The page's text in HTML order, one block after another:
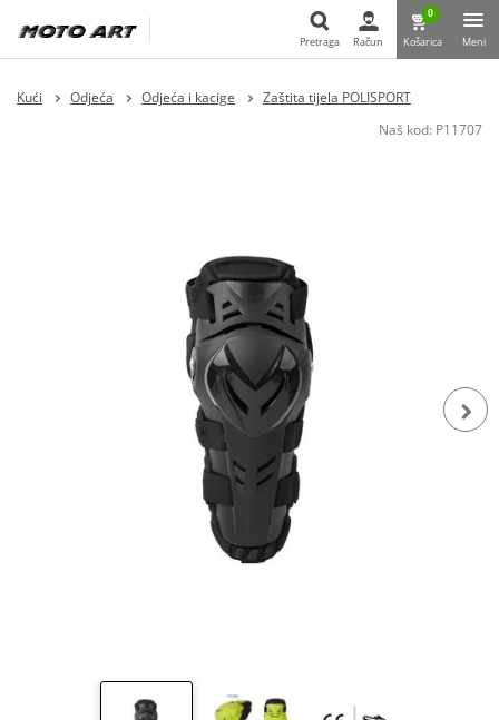
Pretraga
Pretraga Račun
0
Košarica Meni
Kući Odjeća Odjeća i kacige
Zaštita tijela POLISPORT
Naš kod: P11707